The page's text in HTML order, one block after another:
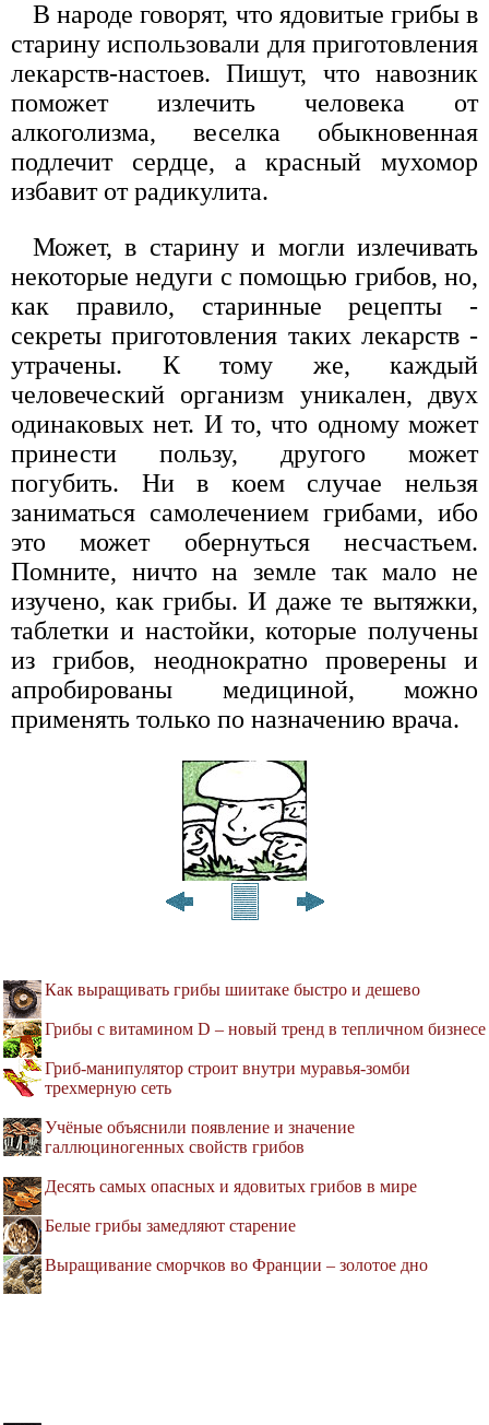
В народе говорят, что ядовитые грибы в
старину использовали для приготовления
лекарств-настоев. Пишут, что навозник
поможет излечить человека от
алкоголизма, веселка обыкновенная
подлечит сердце, а красный мухомор
избавит от радикулита.
Может, в старину и могли излечивать
некоторые недуги с помощью грибов, но,
как правило, старинные рецепты -
секреты приготовления таких лекарств -
утрачены. К тому же, каждый
человеческий организм уникален, двух
одинаковых нет. И то, что одному может
принести пользу, другого может
погубить. Ни в коем случае нельзя
заниматься самолечением грибами, ибо
это может обернуться несчастьем.
Помните, ничто на земле так мало не
изучено, как грибы. И даже те вытяжки,
таблетки и настойки, которые получены
из грибов, неоднократно проверены и
апробированы медициной, можно
применять только по назначению врача.
Как выращивать грибы шиитаке быстро и дешево
Грибы с витамином D – новый тренд в тепличном бизнесе
Гриб-манипулятор строит внутри муравья-зомби
трехмерную сеть
Учёные объяснили появление и значение
галлюциногенных свойств грибов
Десять самых опасных и ядовитых грибов в мире
Белые грибы замедляют старение
Выращивание сморчков во Франции – золотое дно